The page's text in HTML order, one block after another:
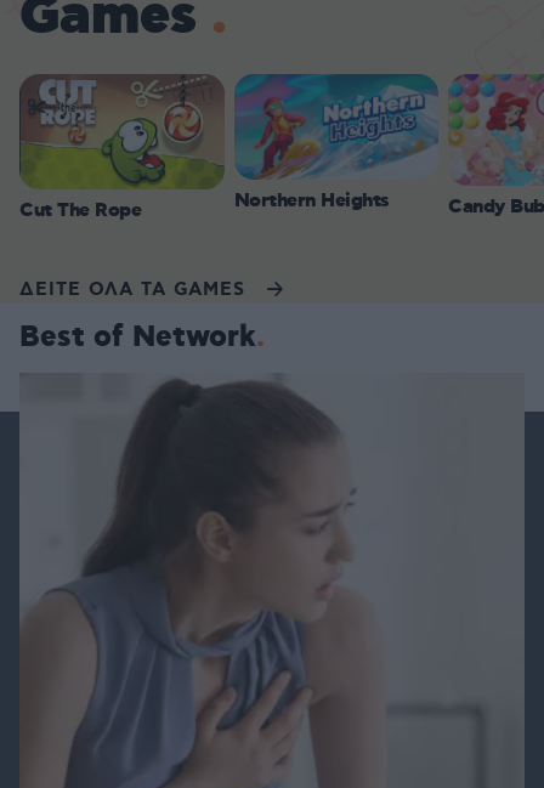
Games
Cut The Rope Northern Heights Candy
ΔΕΙΤΕ ΟΛΑ ΤΑ GAMES
Best of Network